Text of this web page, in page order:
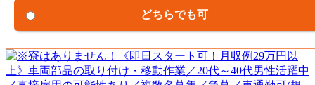
どちらでも可